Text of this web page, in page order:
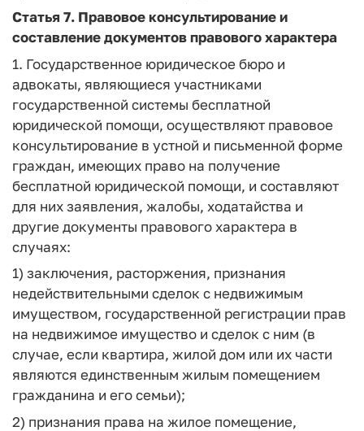
Статья 7. Правовое консультирование и
составление документов правового характера
1. Государственное юридическое бюро и
адвокаты, являющиеся участниками
государственной системы бесплатной
юридической помощи, осуществляют правовое
консультирование в устной и письменной форме
граждан, имеющих право на получение
бесплатной юридической помощи, и составляют
для них заявления, жалобы, ходатайства и
другие документы правового характера в
случаях:
1) заключения, расторжения, признания
недействительными сделок с недвижимым
имуществом, государственной регистрации прав
на недвижимое имущество и сделок с ним (в
случае, если квартира, жилой дом или их части
являются единственным жилым помещением
гражданина и его семьи);
2) признания права на жилое помещение,